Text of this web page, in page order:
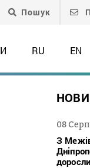
Пошук
RU EN
08
З